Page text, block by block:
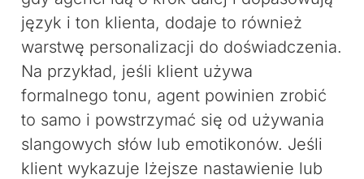
język i ton klienta, dodaje to również
warstwę personalizacji do doświadczenia.
Na przykład, jeśli klient używa
formalnego tonu, agent powinien zrobić
to samo i powstrzymać się od używania
slangowych słów lub emotikonów. Jeśli
klient wykazuje lżejsze nastawienie lub